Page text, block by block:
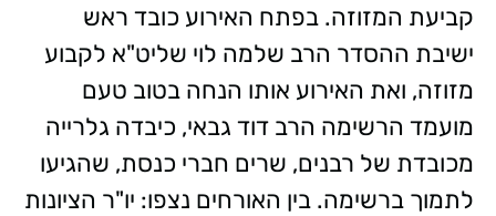
קביעת המזוזה. בפתח האירוע כובד ראש
ישיבת ההסדר הרב שלמה לוי שליט"א לקבוע
מזוזה, ואת האירוע אותו הנחה בטוב טעם
מועמד הרשימה הרב דוד גבאי, כיבדה גלרייה
מכובדת של רבנים, שרים חברי כנסת, שהגיעו
לתמוך ברשימה. בין האורחים נצפו: יו"ר הציונות